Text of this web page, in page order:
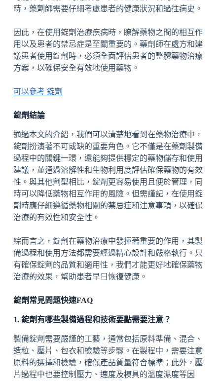
時，藥劑師需要仔細考慮患者的健康狀況和過往病史。
因此，在使用錠劑治療疾病時，瞭解藥物之間的相互作
用以及患者的禁忌症是至關重要的。藥劑師在處方和建
議患者使用錠劑時，必須全面評估患者的整體藥物治療
方案，以確保安全有效地使用藥物。
可以參考 錠劑
錠劑結論
通過本文的介紹，我們可以清楚地看到在藥物治療中，
錠劑扮演著不可或缺的重要角色。它不僅是在藥劑製備
過程中的關鍵一環，還能夠提供穩定的藥物儲存和使用
建議，並通過溶解性和生物利用度評估確保藥物的有效
性。與其他劑型相比，錠劑更容易使用且便於管理，同
時可以降低藥物相互作用的風險。但需謹記，在使用錠
劑時應仔細遵循藥物相關的禁忌症和注意事項，以確保
治療的有效性和安全性。
綜而言之，錠劑在藥物治療中發揮著重要的作用，其製
備過程和使用方法都需要經過精心設計和嚴格執行。只
有確保錠劑的品質和適用性，我們才能更好地確保藥物
治療的效果，幫助患者早日恢復健康。
錠劑常見問題快速FAQ
1. 錠劑有哪些製備過程和技術要點需要注意？
製備錠劑需要嚴謹的工藝，通常包括原料準備、混合、
造粒、壓片、包衣和檢驗等步驟。在製程中，需要注意
原料的選擇和檢驗，確保產品質量符合標準；此外，壓
片過程中也要控制壓力、速度及模具的溫度濕度等因